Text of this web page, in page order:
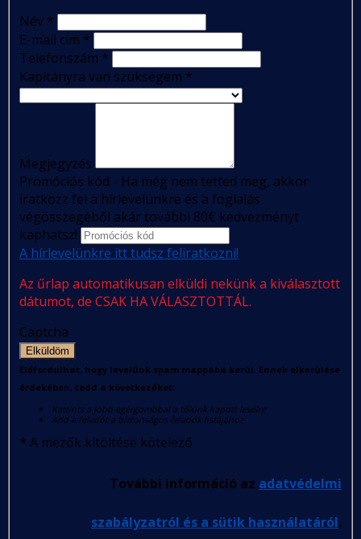
Név *
E-mail cím *
Telefonszám *
Kapitányra van szükségem *
Megjegyzés
Promóciós kód - Ha még nem tetted meg, akkor
iratkozz fel a hírlevelünkre és a foglalás
végösszegéből akár további 80€ kedvezményt
kaphatsz!
A hírlevelünkre itt tudsz feliratkozni!
Az űrlap automatikusan elküldi nekünk a kiválasztott
dátumot, de CSAK HA VÁLASZTOTTÁL.
Captcha
Elküldöm
Előfordulhat, hogy levelünk spam mappába kerül. Ennek elkerülése
érdekében, tedd a következőket:
Kattints a jobb egérgombbal a tőlünk kapott levélre
Add a feladót a biztonságos feladók listájához
* A mezők kitöltése kötelező
További információ az adatvédelmi
szabályzatról és a sütik használatáról.